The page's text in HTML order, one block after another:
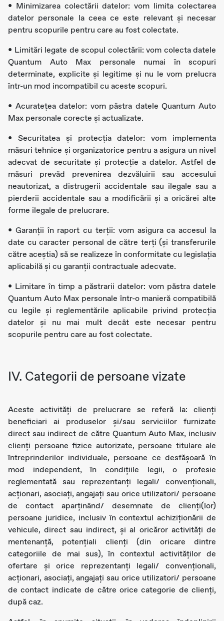
• Minimizarea colectării datelor: vom limita colectarea
datelor personale la ceea ce este relevant și necesar
pentru scopurile pentru care au fost colectate.
• Limitări legate de scopul colectării: vom colecta datele
Quantum Auto Max personale numai în scopuri
determinate, explicite și legitime și nu le vom prelucra
într-un mod incompatibil cu aceste scopuri.
• Acurateţea datelor: vom păstra datele Quantum Auto
Max personale corecte și actualizate.
• Securitatea și protecția datelor: vom implementa
măsuri tehnice și organizatorice pentru a asigura un nivel
adecvat de securitate și protecție a datelor. Astfel de
măsuri prevăd prevenirea dezvăluirii sau accesului
neautorizat, a distrugerii accidentale sau ilegale sau a
pierderii accidentale sau a modificării și a oricărei alte
forme ilegale de prelucrare.
• Garanții în raport cu terții: vom asigura ca accesul la
date cu caracter personal de către terți (și transferurile
către aceştia) să se realizeze în conformitate cu legislația
aplicabilă și cu garanții contractuale adecvate.
• Limitare în timp a păstrarii datelor: vom păstra datele
Quantum Auto Max personale într-o manieră compatibilă
cu legile și reglementările aplicabile privind protecția
datelor și nu mai mult decât este necesar pentru
scopurile pentru care au fost colectate.
IV. Categorii de persoane vizate
Aceste activități de prelucrare se referă la: clienți
beneficiari ai produselor și/sau serviciilor furnizate
direct sau indirect de către Quantum Auto Max, inclusiv
clienți persoane fizice autorizate, persoane titulare ale
întreprinderilor individuale, persoane ce desfășoară în
mod independent, în condițiile legii, o profesie
reglementată sau reprezentanți legali/ convenționali,
acționari, asociați, angajați sau orice utilizatori/ persoane
de contact aparținând/ desemnate de clienți(lor)
persoane juridice, inclusiv în contextul achiziționării de
vehicule, direct sau indirect, și al oricăror activități de
mentenanță, potențiali clienți (din oricare dintre
categoriile de mai sus), în contextul activităților de
ofertare și orice reprezentanți legali/ convenționali,
acționari, asociați, angajați sau orice utilizatori/ persoane
de contact indicate de către orice categorie de clienți,
după caz.